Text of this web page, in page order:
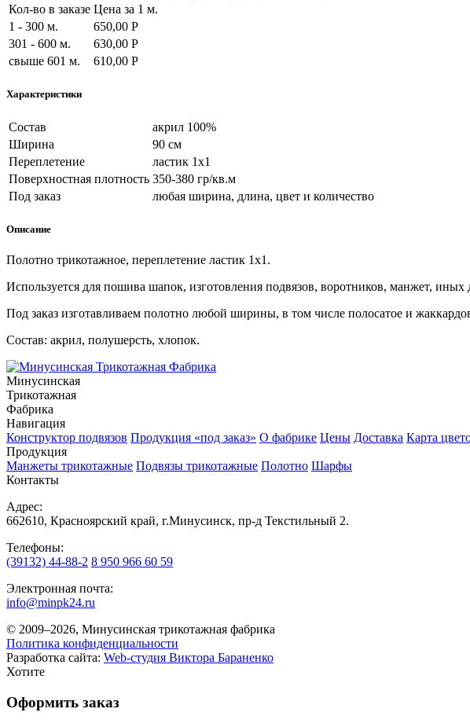
Кол-во в заказе Цена за 1 м.
1 - 300 м.
650,00 Р
301 - 600 м.
630,00 Р
свыше 601 м.
610,00 Р
Характеристики
Состав
акрил 100%
Ширина
90 см
Переплетение
ластик 1х1
Поверхностная плотность 350-380 гр/кв.м
Под заказ
любая ширина, длина, цвет и количество
Описание
Полотно трикотажное, переплетение ластик 1х1.
Используется для пошива шапок, изготовления подвязов, воротников, манжет, иных
Под заказ изготавливаем полотно любой ширины, в том числе полосатое и
Состав: акрил, полушерсть, хлопок.
Минусинская
Трикотажная
Фабрика
Навигация
Конструктор подвязов Продукция «под заказ» О фабрике Цены Доставка Карта
Продукция
Манжеты трикотажные Подвязы трикотажные Полотно Шарфы
Контакты
Адрес:
662610, Красноярский край, г.Минусинск, пр-д Текстильный 2.
Телефоны:
(39132) 44-88-2 8 950 966 60 59
Электронная почта:
info@minpk24.ru
© 2009–2026, Минусинская трикотажная фабрика
Политика конфиденциальности
Разработка сайта: Web-студия Виктора Бараненко
Хотите
Оформить заказ